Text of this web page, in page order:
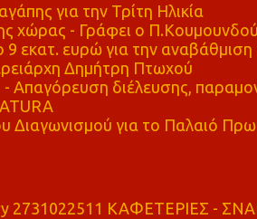
για την Τρίτη Ηλικία
χώρας - Γράφει ο
9 εκατ. ευρώ για την
Δημήτρη Πτωχού
διέλευσης,
Διαγωνισμού για το Παλαιό
2731022511 ΚΑΦΕΤΕΡΙΕΣ -